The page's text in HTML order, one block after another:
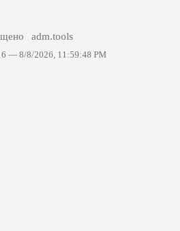
adm.tools
— 8/8/2026, 11:59:48 PM